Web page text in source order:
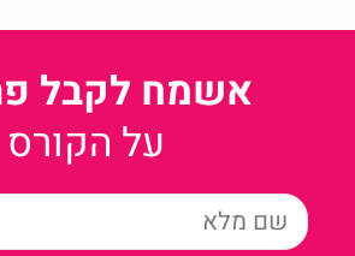
אשמח לקבל
על הקורס